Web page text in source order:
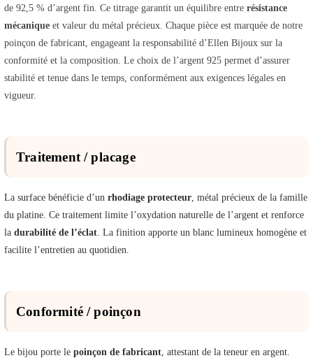
de 92,5 % d’argent fin. Ce titrage garantit un équilibre entre résistance
mécanique et valeur du métal précieux. Chaque pièce est marquée de notre
poinçon de fabricant, engageant la responsabilité d’Ellen Bijoux sur la
conformité et la composition. Le choix de l’argent 925 permet d’assurer
stabilité et tenue dans le temps, conformément aux exigences légales en
vigueur.
Traitement / placage
La surface bénéficie d’un rhodiage protecteur , métal précieux de la famille
du platine. Ce traitement limite l’oxydation naturelle de l’argent et renforce
la durabilité de l’éclat . La finition apporte un blanc lumineux homogène et
facilite l’entretien au quotidien.
Conformité / poinçon
Le bijou porte le poinçon de fabricant , attestant de la teneur en argent.